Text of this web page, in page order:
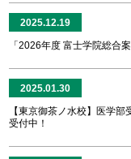
2025.12.19
「2026年度 富士学院総合
2025.01.30
【東京御茶ノ水校】医学
受付中！